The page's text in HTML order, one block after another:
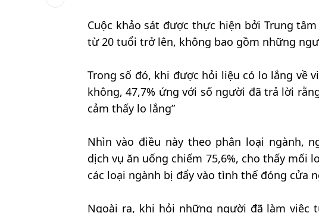
Cuộc khảo sát được thực hiện bởi Trung
từ 20 tuổi trở lên, không bao gồm những
Trong số đó, khi được hỏi liệu có lo lắng về
không, 47,7% ứng với số người đã trả lời
cảm thấy lo lắng”
Nhìn vào điều này theo phân loại ngành,
dịch vụ ăn uống chiếm 75,6%, cho thấy mối
các loại ngành bị đẩy vào tình thế đóng cửa
Ngoài ra, khi hỏi những người đã làm việc